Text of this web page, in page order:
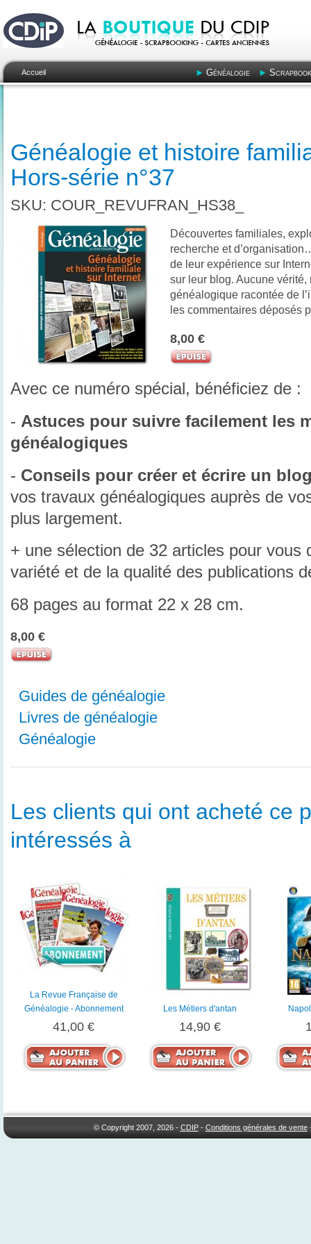
Accueil Généalogie
Généalogie et histoire
Hors-série n°37
SKU: COUR_REVUFRAN_HS38_
Découvertes familiales,
recherche et
de leur expérience sur
sur leur blog. Aucune
généalogique racontée de
les commentaires déposés
8,00 €
Avec ce numéro spécial, bénéficiez de :
- Astuces pour suivre facilement les
généalogiques
- Conseils pour créer et écrire un
vos travaux généalogiques auprès de
plus largement.
+ une sélection de 32 articles pour vous
variété et de la qualité des publications
68 pages au format 22 x 28 cm.
8,00 €
Guides de généalogie
Livres de généalogie
Généalogie
Les clients qui ont acheté ce
intéressés à
La Revue Française de
Généalogie - Abonnement
41,00 €
Les Métiers d'antan
14,90 €
© Copyright 2007, 2026 - CDIP- Conditions générales de vente